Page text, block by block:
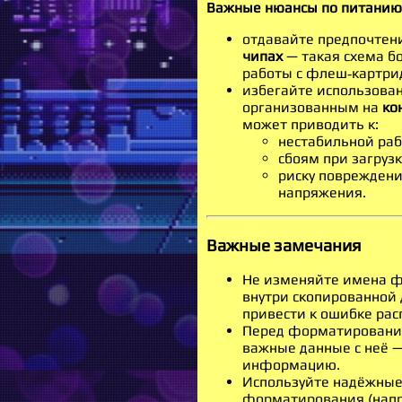
Важные нюансы по
отдавайте
чипах— такая схема
работы с
избегайте
организованным на
может приводить к:
нестабильной
сбоям при
риску
напряжения.
Важные замечания
Не изменяйте имена
внутри
привести к ошибке
Перед
важные данные с неё
информацию.
Используйте